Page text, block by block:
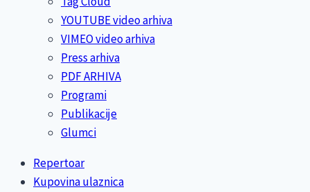
YOUTUBE video arhiva
VIMEO video arhiva
Press arhiva
PDF ARHIVA
Programi
Publikacije
Glumci
Repertoar
Kupovina ulaznica